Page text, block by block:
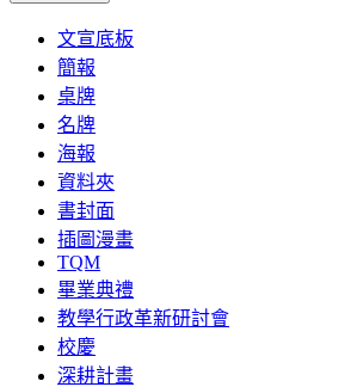
文宣底板
簡報
桌牌
名牌
海報
資料夾
書封面
插圖漫畫
TQM
畢業典禮
教學行政革新研討會
校慶
深耕計畫